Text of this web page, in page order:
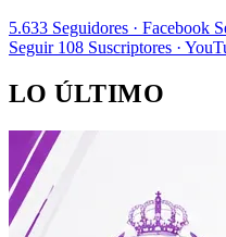
5.633 Seguidores · Facebook
Seguir 108 Suscriptores ·
LO ÚLTIMO